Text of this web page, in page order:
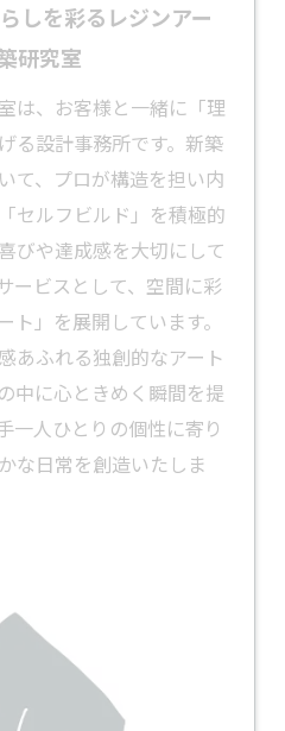
しを彩るレジンアー
研究室
は、お客様と一緒に「理
る設計事務所です。新築
て、プロが構造を担い内
セルフビルド」を積極的
びや達成感を大切にして
ービスとして、空間に彩
ト 」を展開しています。
あふれる独創的なアート
中に心ときめく瞬間を提
一人ひとりの個性に寄り
な日常を創造いたしま